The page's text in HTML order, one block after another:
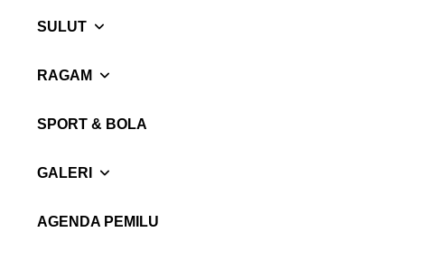
SULUT
RAGAM
SPORT & BOLA
GALERI
AGENDA PEMILU